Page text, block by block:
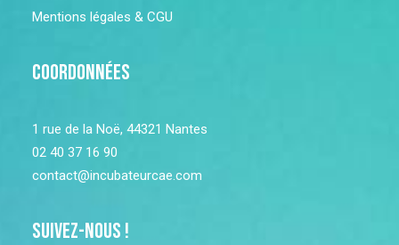
Mentions légales & CGU
Coordonnées
1 rue de la Noë, 44321 Nantes
02 40 37 16 90
contact@incubateurcae.com
Suivez-nous !